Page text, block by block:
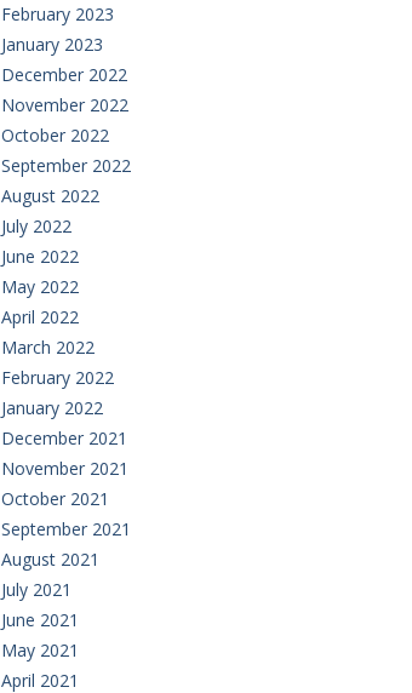
February 2023
January 2023
December 2022
November 2022
October 2022
September 2022
August 2022
July 2022
June 2022
May 2022
April 2022
March 2022
February 2022
January 2022
December 2021
November 2021
October 2021
September 2021
August 2021
July 2021
June 2021
May 2021
April 2021